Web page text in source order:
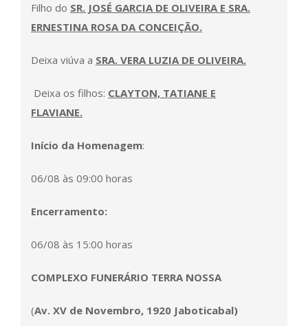
Filho do SR. JOSÉ GARCIA DE OLIVEIRA E SRA.
ERNESTINA ROSA DA CONCEIÇÃO.
Deixa viúva a SRA. VERA LUZIA DE OLIVEIRA.
Deixa os filhos: CLAYTON, TATIANE E
FLAVIANE.
Início da Homenagem:
06/08 às 09:00 horas
Encerramento:
06/08 às 15:00 horas
COMPLEXO FUNERÁRIO TERRA NOSSA
(Av. XV de Novembro, 1920 Jaboticabal)